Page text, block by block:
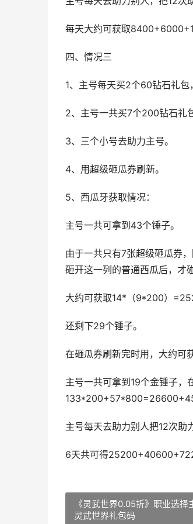
每天大约可获取
四、情况三
1、主号每天买2个60钻石礼包
2、主号一共买7个200钻石礼
3、三个小号去助力主号。
4、用超级砸瓜券刷新。
5、西瓜牙获取情况：
主号一共可拿到43个锤子。
由于一共只有7张超级砸瓜券
砸开这一列的普通西瓜后，才
大约可获取14*（9*200）
还剩下29个锤子。
在砸瓜券刷新完时用，大约
主号一共可拿到19个金锤子，
主号每天去助力别人把12次
6天共可得
《灵武世界0.05折》职业选
灵武世界礼包码